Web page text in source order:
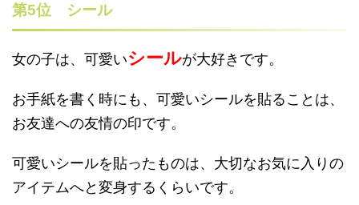
第5位 シール
女の子は、可愛いシールが大好きです。
お手紙を書く時にも、可愛いシールを貼ることは、
お友達への友情の印です。
可愛いシールを貼ったものは、大切なお気に入りの
アイテムへと変身するくらいです。